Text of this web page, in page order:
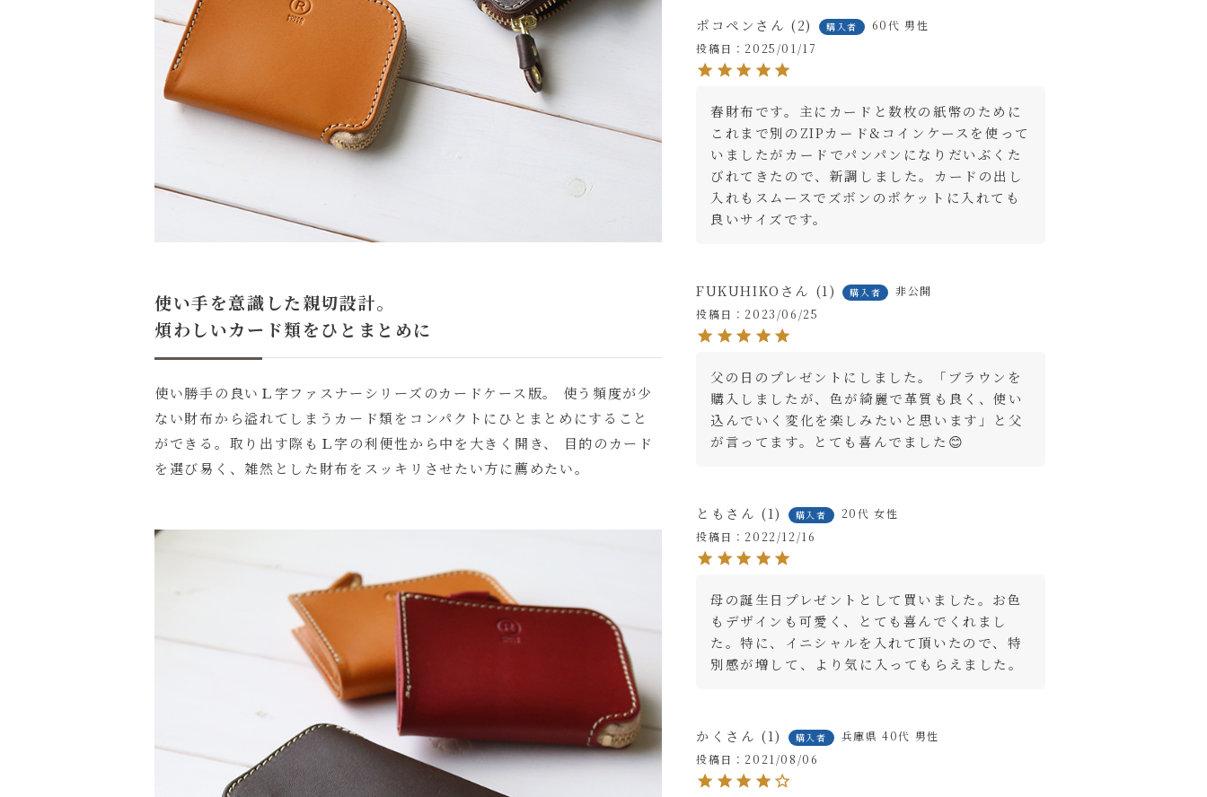
close
名入れについて 【アルファベット大文字のみ、3文字まで】
名入れ文字はご購入手続きの途中に出てくる「通信欄」にご記入ください。
色
使い手を意識した親切設計。
煩わしいカード類をひとまとめに
使い勝手の良いＬ字ファスナーシリーズのカードケース版。 使う頻度が少
ない財布から溢れてしまうカード類をコンパクトにひとまとめにすること
ができる。取り出す際もＬ字の利便性から中を大きく開き、 目的のカード
を選び易く、雑然とした財布をスッキリさせたい方に薦めたい。
ポコペン 2 購入者 60代 男性
投稿日
2025/01/17
春財布です。主にカードと数枚の紙幣のために
これまで別のZIPカード&コインケースを使って
いましたがカードでパンパンになりだいぶくた
びれてきたので、新調しました。カードの出し
入れもスムースでズボンのポケットに入れても
良いサイズです。
FUKUHIKO 1 購入者
非公開
投稿日
2023/06/25
父の日のプレゼントにしました。「ブラウンを
購入しましたが、色が綺麗で革質も良く、使い
込んでいく変化を楽しみたいと思います」と父
が言ってます。とても喜んでました😊
とも 1 購入者 20代 女性
投稿日
2022/12/16
母の誕生日プレゼントとして買いました。お色
もデザインも可愛く、とても喜んでくれまし
た。特に、イニシャルを入れて頂いたので、特
別感が増して、より気に入ってもらえました。
かく 1 購入者 兵庫県 40代 男性
投稿日
2021/08/06